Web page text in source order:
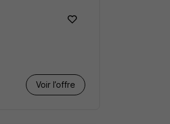
Voir l’offre